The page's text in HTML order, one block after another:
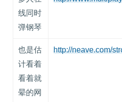
线同时
弹钢琴
也是估
计看着
看着就
晕的网
http://neave.com/